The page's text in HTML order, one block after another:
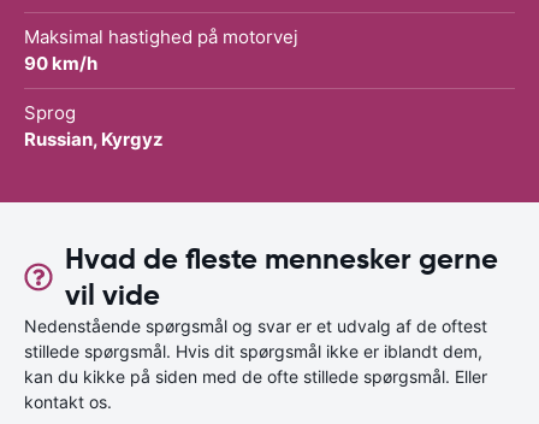
Maksimal hastighed på motorvej
90 km/h
Sprog
Russian, Kyrgyz
Hvad de fleste mennesker gerne
vil vide
Nedenstående spørgsmål og svar er et udvalg af de oftest
stillede spørgsmål. Hvis dit spørgsmål ikke er iblandt dem,
kan du kikke på siden med de ofte stillede spørgsmål. Eller
kontakt os.